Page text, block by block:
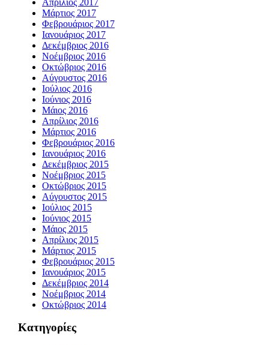
Μάρτιος 2017
Φεβρουάριος 2017
Ιανουάριος 2017
Δεκέμβριος 2016
Νοέμβριος 2016
Οκτώβριος 2016
Αύγουστος 2016
Ιούλιος 2016
Ιούνιος 2016
Μάιος 2016
Απρίλιος 2016
Μάρτιος 2016
Φεβρουάριος 2016
Ιανουάριος 2016
Δεκέμβριος 2015
Νοέμβριος 2015
Οκτώβριος 2015
Αύγουστος 2015
Ιούλιος 2015
Ιούνιος 2015
Μάιος 2015
Απρίλιος 2015
Μάρτιος 2015
Φεβρουάριος 2015
Ιανουάριος 2015
Δεκέμβριος 2014
Νοέμβριος 2014
Οκτώβριος 2014
Kατηγορίες